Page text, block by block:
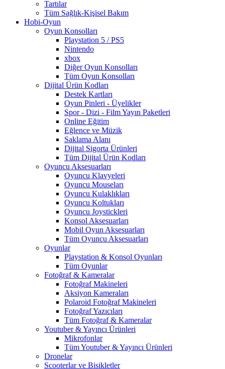
Tartılar
Tüm Sağlık-Kişisel Bakım
Hobi-Oyun
Oyun Konsolları
Playstation 5 / PS5
Nintendo
xbox
Diğer Oyun Konsolları
Tüm Oyun Konsolları
Dijital Ürün Kodları
Destek Kartları
Oyun Pinleri - Üyelikler
Spor - Dizi - Film Yayın Paketleri
Online Eğitim
Eğlence ve Müzik
Saklama Alanı
Dijital Sigorta Ürünleri
Tüm Dijital Ürün Kodları
Oyuncu Aksesuarları
Oyuncu Klavyeleri
Oyuncu Mouseları
Oyuncu Kulaklıkları
Oyuncu Koltukları
Oyuncu Joystickleri
Konsol Aksesuarları
Mobil Oyun Aksesuarları
Tüm Oyuncu Aksesuarları
Oyunlar
Playstation & Konsol Oyunları
Tüm Oyunlar
Fotoğraf & Kameralar
Fotoğraf Makineleri
Aksiyon Kameraları
Polaroid Fotoğraf Makineleri
Fotoğraf Yazıcıları
Tüm Fotoğraf & Kameralar
Youtuber & Yayıncı Ürünleri
Mikrofonlar
Tüm Youtuber & Yayıncı Ürünleri
Dronelar
Scooterlar ve Bisikletler